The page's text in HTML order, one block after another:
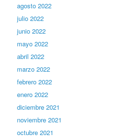
agosto 2022
julio 2022
junio 2022
mayo 2022
abril 2022
marzo 2022
febrero 2022
enero 2022
diciembre 2021
noviembre 2021
octubre 2021